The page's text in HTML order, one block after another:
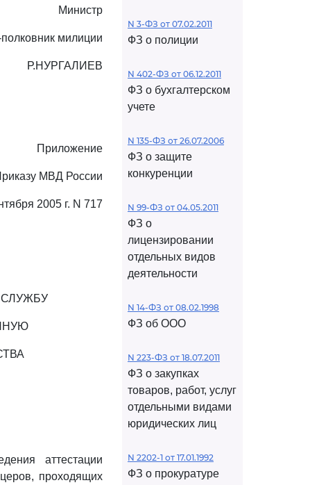
Министр
милиции
Р.НУРГАЛИЕВ
Приложение
МВД России
2005 г. N 717
аттестации
проходящих
N 3-ФЗ от 07.02.2011
ФЗ о полиции
N 402-ФЗ от 06.12.2011
ФЗ о бухгалтерском
учете
N 135-ФЗ от 26.07.2006
ФЗ о защите
конкуренции
N 99-ФЗ от 04.05.2011
ФЗ о
лицензировании
отдельных видов
деятельности
N 14-ФЗ от 08.02.1998
ФЗ об ООО
N 223-ФЗ от 18.07.2011
ФЗ о закупках
товаров, работ, услуг
отдельными видами
юридических лиц
N 2202-1 от 17.01.1992
ФЗ о прокуратуре